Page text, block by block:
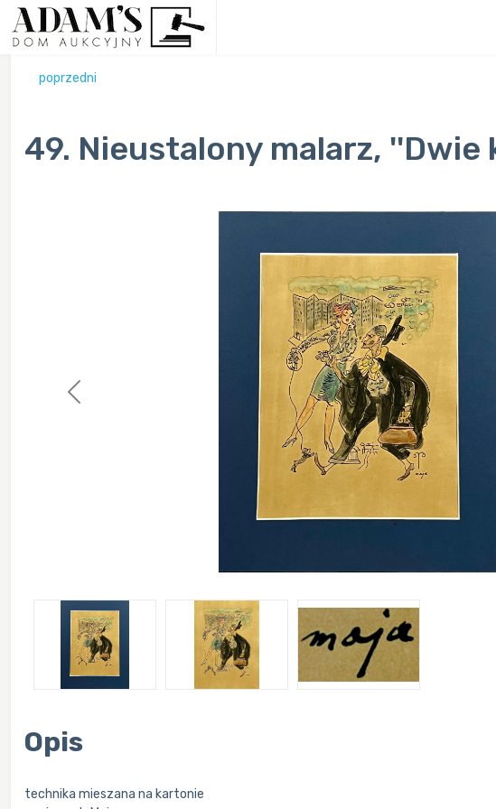
poprzedni
49. Nieustalony malarz,
Previous
Opis
technika mieszana na kartonie